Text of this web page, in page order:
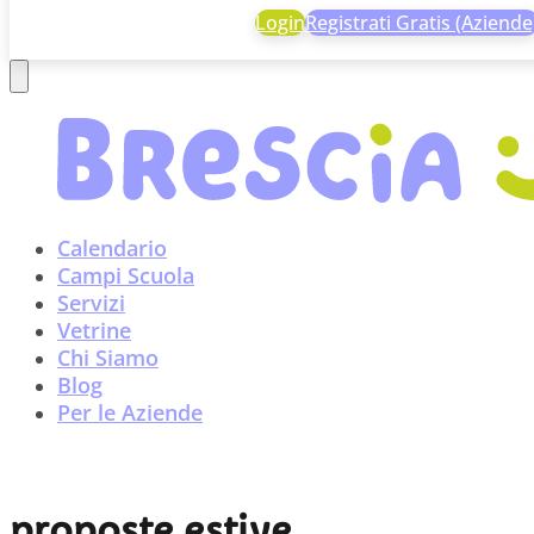
LoginRegistrati Gratis
Calendario
Campi Scuola
Servizi
Vetrine
Chi Siamo
Blog
Per le Aziende